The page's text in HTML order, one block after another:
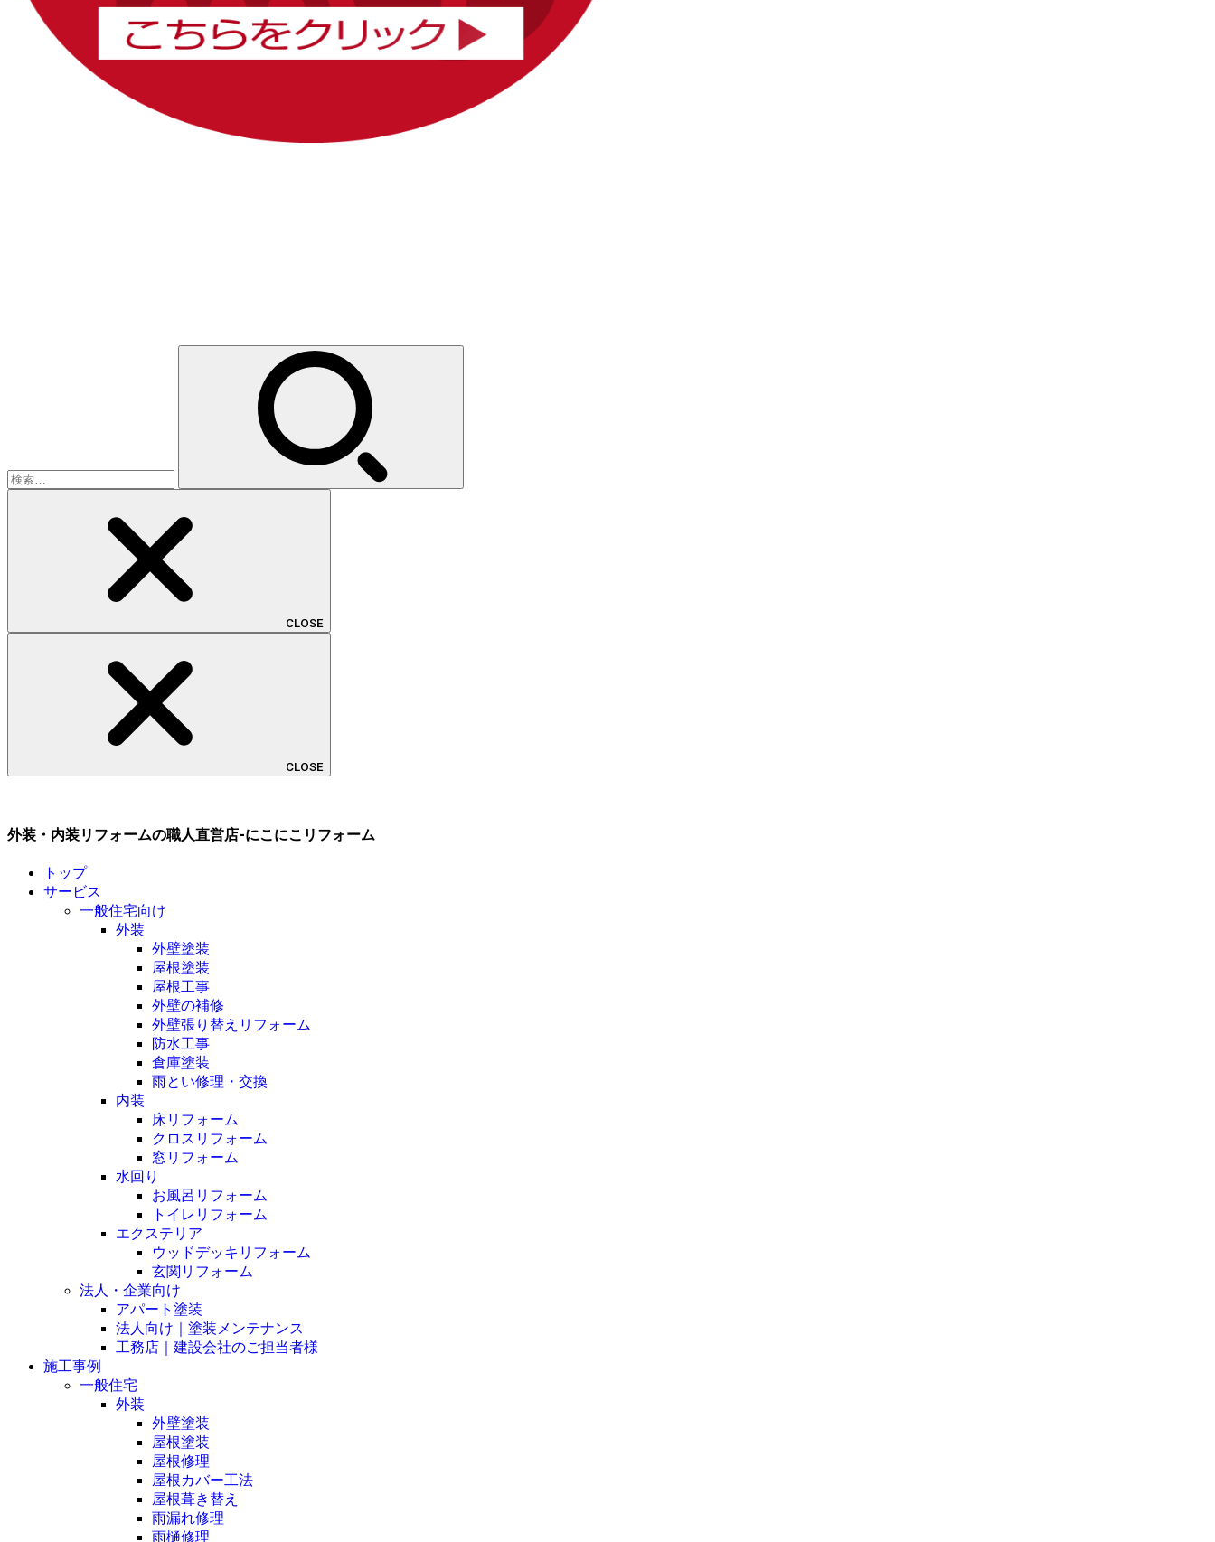
CLOSE
CLOSE
外装・内装リフォームの職人直営店-にこにこリフォーム
トップ
サービス
一般住宅向け
外装
外壁塗装
屋根塗装
屋根工事
外壁の補修
外壁張り替えリフォーム
防水工事
倉庫塗装
雨とい修理・交換
内装
床リフォーム
クロスリフォーム
窓リフォーム
水回り
お風呂リフォーム
トイレリフォーム
エクステリア
ウッドデッキリフォーム
玄関リフォーム
法人・企業向け
アパート塗装
法人向け｜塗装メンテナンス
工務店｜建設会社のご担当者様
施工事例
一般住宅
外装
外壁塗装
屋根塗装
屋根修理
屋根カバー工法
屋根葺き替え
雨漏れ修理
雨樋修理